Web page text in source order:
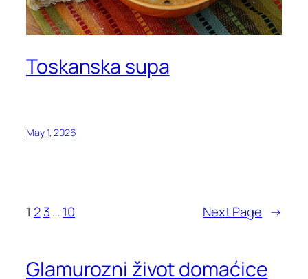
Toskanska supa
May 1, 2026
1 2 3… 10 Next Page →
Glamurozni život domaćice